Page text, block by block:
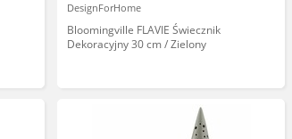
DesignForHome
Bloomingville FLAVIE Świecznik
Dekoracyjny 30 cm / Zielony